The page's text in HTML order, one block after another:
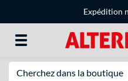
Expédition